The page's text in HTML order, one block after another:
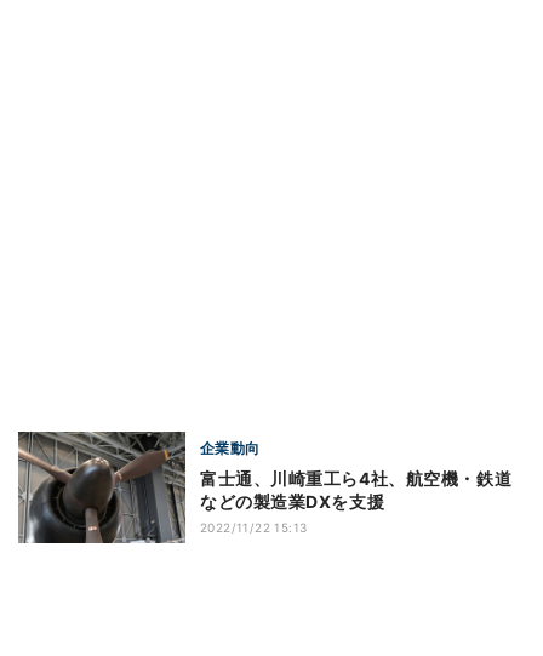
企業動向
富士通、川崎重工ら4社、航空機・鉄道
などの製造業DXを支援
2022/11/22 15:13